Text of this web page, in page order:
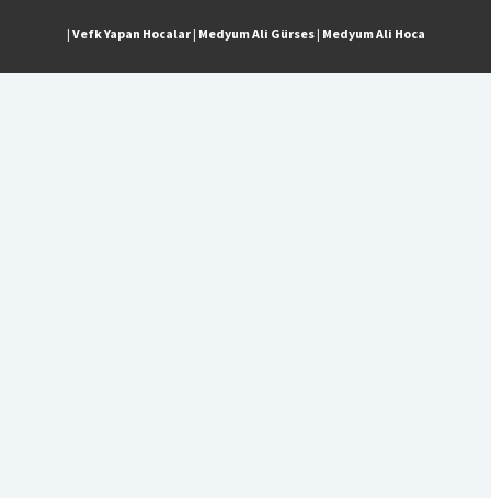
| Vefk Yapan Hocalar| Medyum Ali Gürses| Medyum Ali Hoca